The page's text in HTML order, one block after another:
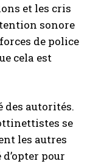
et les cris
sonore
de police
cela est
des autorités.
se
les autres
pour